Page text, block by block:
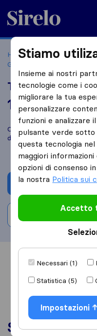
Sirelo.it
Home Le 10 migliori
Giovanni
Traslochi
10,0
recensioni di
Confronta Traslochi
di
Sesto San Giovanni
Informazioni
Servizi
Stiamo
Insieme ai nostri
tecnologie come i
migliorare la tua
personalizzare
funzioni e analizzare
pulsante verde sotto
questa tecnologia
maggiori
opzioni di consenso
la nostra Politica sui
Accetto
Necessari (1)
Statistica (5)
Impostazioni